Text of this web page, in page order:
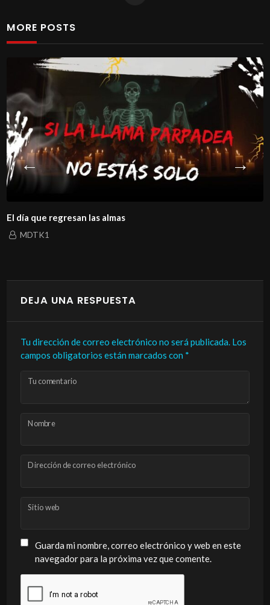
MORE POSTS
El día que regresan las almas
MDTK1
DEJA UNA RESPUESTA
Tu dirección de correo electrónico no será publicada. Los
campos obligatorios están marcados con *
Tu comentario
Nombre
Dirección de correo electrónico
Sitio web
Guarda mi nombre, correo electrónico y web en este
navegador para la próxima vez que comente.